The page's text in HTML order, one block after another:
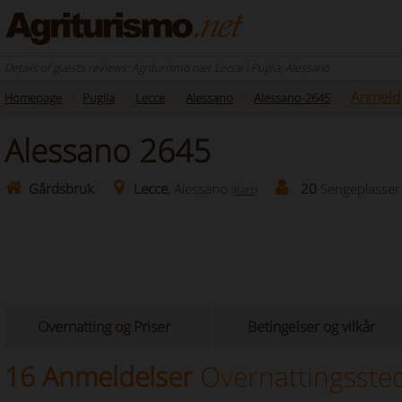
Details of guests reviews: Agriturismo nær Lecce i Puglia, Alessano
Homepage Puglia Lecce Alessano Alessano-2645
Alessano 2645
Gårdsbruk Lecce, Alessano (Kart) 20 Sengeplasser
Overnatting og Priser Betingelser og vilkår
16 Anmeldelser